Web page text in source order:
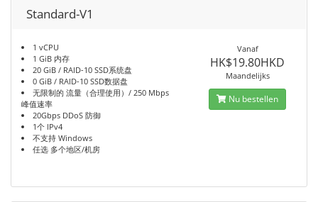
Standard-V1
1 vCPU
1 GiB 内存
20 GiB / RAID-10 SSD系统盘
0 GiB / RAID-10 SSD数据盘
无限制的 流量（合理使用）/ 250 Mbps
峰值速率
20Gbps DDoS 防御
1个 IPv4
不支持 Windows
任选 多个地区/机房
Vanaf
HK$19.80HKD
Maandelijks
Nu bestellen